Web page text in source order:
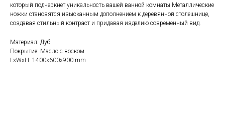
который подчеркнет уникальность вашей ванной комнаты Металлические
ножки становятся изысканным дополнением к деревянной столешнице,
создавая стильный контраст и придавая изделию современный вид.
Материал: Дуб
Покрытие: Масло с воском
LxWxH: 1400x600x900 mm